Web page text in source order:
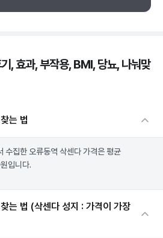
, 효과, 부작용, BMI, 당뇨, 나눠맞
는 법
수집한 오류동역 삭센다 가격은 평균
입니다.
는 법 (삭센다 성지 : 가격이 가장